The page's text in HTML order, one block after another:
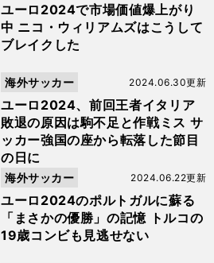
ユーロ2024で市場価値爆上がり
中 ニコ・ウィリアムズはこうして
ブレイクした
ユーロ2024、前回王者イタリア
敗退の原因は駒不足と作戦ミス サ
ッカー強国の座から転落した節目
の日に
2024.06.30更新
海外サッカー
ユーロ2024のポルトガルに蘇る
「まさかの優勝」の記憶 トルコの
19歳コンビも見逃せない
2024.06.22更新
海外サッカー